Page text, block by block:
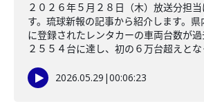
２０２６年５月２８日（木）放送分担
す。琉球新報の記事から紹介します。
に登録されたレンタカーの車両台数が
２５５４台に達し、初の６万台超えとな
2026.05.29 |00:06:23